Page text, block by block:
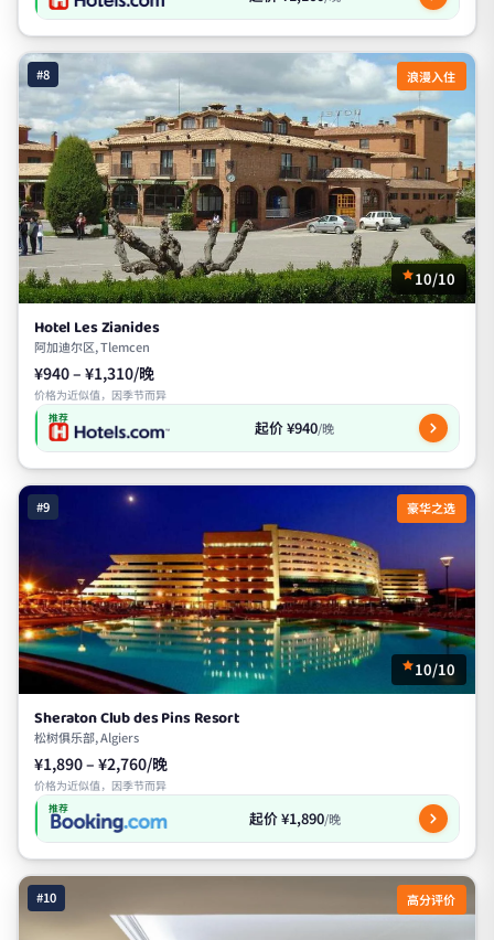
#8 浪漫入住
10/10
Hotel Les Zianides
阿加迪尔区, Tlemcen
¥940 – ¥1,310/晚
价格为近似值，因季节而异
推荐 起价 ¥940/晚
#9 豪华之选
10/10
Sheraton Club des Pins Resort
松树俱乐部, Algiers
¥1,890 – ¥2,760/晚
价格为近似值，因季节而异
推荐 起价 ¥1,890/晚
#10 高分评价